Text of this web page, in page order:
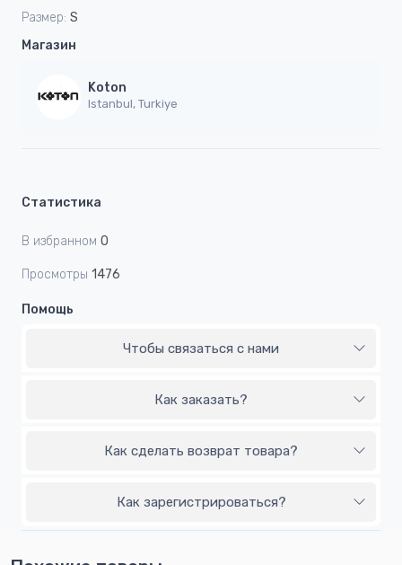
Размер: S
Магазин
Koton
Istanbul, Turkiye
Статистика
В избранном 0
Просмотры 1476
Помощь
Чтобы связаться с нами
Как заказать?
Как сделать возврат товара?
Как зарегистрироваться?